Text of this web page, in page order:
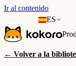
Ir al contenido
ES
← Volver a la